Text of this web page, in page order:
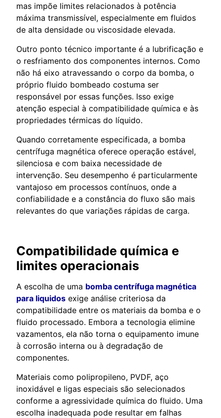
mas impõe limites relacionados à potência
máxima transmissível, especialmente em fluidos
de alta densidade ou viscosidade elevada.
Outro ponto técnico importante é a lubrificação e
o resfriamento dos componentes internos. Como
não há eixo atravessando o corpo da bomba, o
próprio fluido bombeado costuma ser
responsável por essas funções. Isso exige
atenção especial à compatibilidade química e às
propriedades térmicas do líquido.
Quando corretamente especificada, a bomba
centrífuga magnética oferece operação estável,
silenciosa e com baixa necessidade de
intervenção. Seu desempenho é particularmente
vantajoso em processos contínuos, onde a
confiabilidade e a constância do fluxo são mais
relevantes do que variações rápidas de carga.
Compatibilidade química e
limites operacionais
A escolha de uma bomba centrífuga magnética
para liquidos exige análise criteriosa da
compatibilidade entre os materiais da bomba e o
fluido processado. Embora a tecnologia elimine
vazamentos, ela não torna o equipamento imune
à corrosão interna ou à degradação de
componentes.
Materiais como polipropileno, PVDF, aço
inoxidável e ligas especiais são selecionados
conforme a agressividade química do fluido. Uma
escolha inadequada pode resultar em falhas